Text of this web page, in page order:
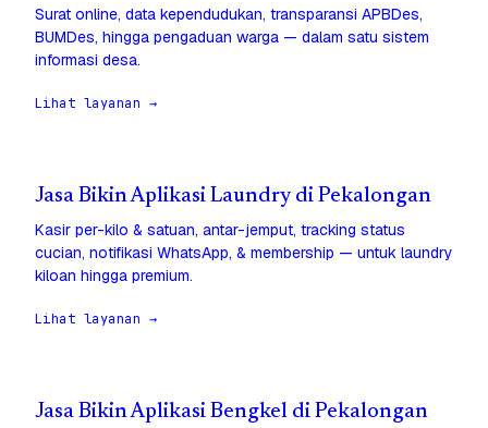
Surat online, data kependudukan, transparansi APBDes,
BUMDes, hingga pengaduan warga — dalam satu sistem
informasi desa.
Lihat layanan →
Jasa Bikin Aplikasi Laundry di Pekalongan
Kasir per-kilo & satuan, antar-jemput, tracking status
cucian, notifikasi WhatsApp, & membership — untuk laundry
kiloan hingga premium.
Lihat layanan →
Jasa Bikin Aplikasi Bengkel di Pekalongan